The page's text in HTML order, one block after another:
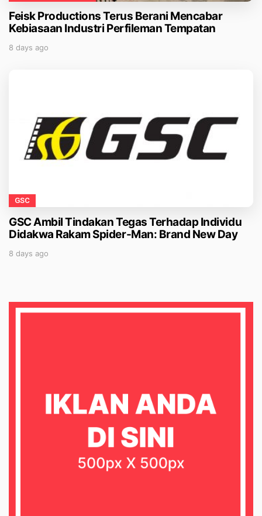
Feisk Productions Terus Berani Mencabar
Kebiasaan Industri Perfileman Tempatan
8 days ago
GSC
GSC Ambil Tindakan Tegas Terhadap Individu
Didakwa Rakam Spider-Man: Brand New Day
8 days ago